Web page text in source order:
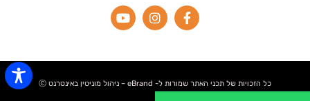
כל הזכויות של תכני האתר שמורות ל- eBrand – ניהול מוניטין באינטרנט Ⓒ